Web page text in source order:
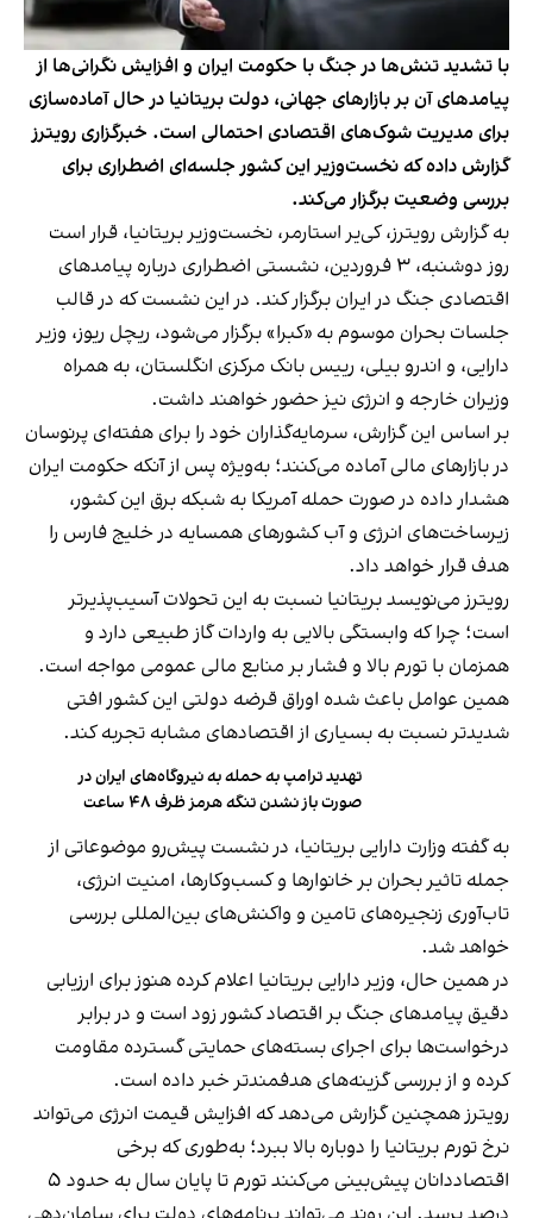
با تشدید تنش‌ها در جنگ با حکومت ایران و افزایش نگرانی‌ها از
پیامدهای آن بر بازارهای جهانی، دولت بریتانیا در حال آماده‌سازی
برای مدیریت شوک‌های اقتصادی احتمالی است. خبرگزاری رویترز
گزارش داده که نخست‌وزیر این کشور جلسه‌ای اضطراری برای
بررسی وضعیت برگزار می‌کند.
به گزارش رویترز، کی‌یر استارمر، نخست‌وزیر بریتانیا، قرار است
روز دوشنبه، ۳ فروردین، نشستی اضطراری درباره پیامدهای
اقتصادی جنگ در ایران برگزار کند. در این نشست که در قالب
جلسات بحران موسوم به «کبرا» برگزار می‌شود، ریچل ریوز، وزیر
دارایی، و اندرو بیلی، رییس بانک مرکزی انگلستان، به همراه
وزیران خارجه و انرژی نیز حضور خواهند داشت.
بر اساس این گزارش، سرمایه‌گذاران خود را برای هفته‌ای پرنوسان
در بازارهای مالی آماده می‌کنند؛ به‌ویژه پس از آنکه حکومت ایران
هشدار داده در صورت حمله آمریکا به شبکه برق این کشور،
زیرساخت‌های انرژی و آب کشورهای همسایه در خلیج فارس را
هدف قرار خواهد داد.
رویترز می‌نویسد بریتانیا نسبت به این تحولات آسیب‌پذیرتر
است؛ چرا که وابستگی بالایی به واردات گاز طبیعی دارد و
همزمان با تورم بالا و فشار بر منابع مالی عمومی مواجه است.
همین عوامل باعث شده اوراق قرضه دولتی این کشور افتی
شدیدتر نسبت به بسیاری از اقتصادهای مشابه تجربه کند.
تهدید ترامپ به حمله به نیروگاه‌های ایران در
صورت باز نشدن تنگه هرمز ظرف ۴۸ ساعت
به گفته وزارت دارایی بریتانیا، در نشست پیش‌رو موضوعاتی از
جمله تاثیر بحران بر خانوارها و کسب‌وکارها، امنیت انرژی،
تاب‌آوری زنجیره‌های تامین و واکنش‌های بین‌المللی بررسی
خواهد شد.
در همین حال، وزیر دارایی بریتانیا اعلام کرده هنوز برای ارزیابی
دقیق پیامدهای جنگ بر اقتصاد کشور زود است و در برابر
درخواست‌ها برای اجرای بسته‌های حمایتی گسترده مقاومت
کرده و از بررسی گزینه‌های هدفمندتر خبر داده است.
رویترز همچنین گزارش می‌دهد که افزایش قیمت انرژی می‌تواند
نرخ تورم بریتانیا را دوباره بالا ببرد؛ به‌طوری که برخی
اقتصاددانان پیش‌بینی می‌کنند تورم تا پایان سال به حدود ۵